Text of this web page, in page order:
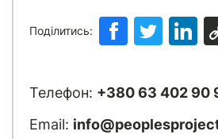
Поділитись:
Телефон: +380 63 402 90
Email: